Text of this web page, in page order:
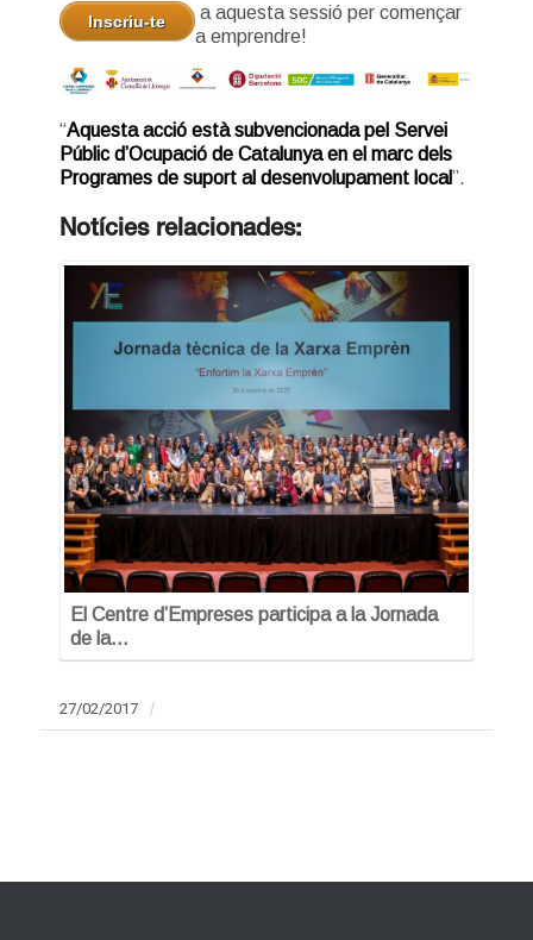
Inscriu-te
a aquesta sessió per començar
a emprendre!
“Aquesta acció està subvencionada pel Servei
Públic d’Ocupació de Catalunya en el marc dels
Programes de suport al desenvolupament local”.
Notícies relacionades:
El Centre d’Empreses participa a la Jornada
de la…
27/02/2017 /